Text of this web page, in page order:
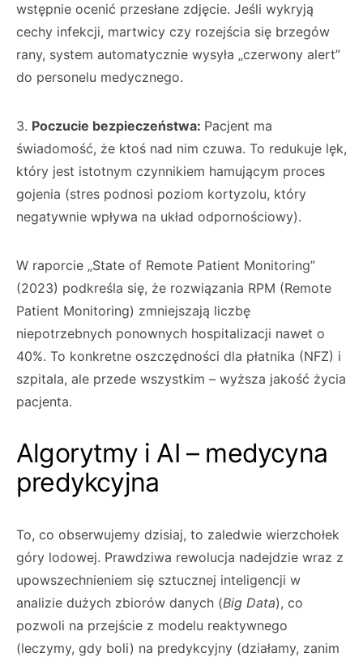
wstępnie ocenić przesłane zdjęcie. Jeśli wykryją
cechy infekcji, martwicy czy rozejścia się brzegów
rany, system automatycznie wysyła „czerwony alert”
do personelu medycznego.
3. Poczucie bezpieczeństwa: Pacjent ma
świadomość, że ktoś nad nim czuwa. To redukuje lęk,
który jest istotnym czynnikiem hamującym proces
gojenia (stres podnosi poziom kortyzolu, który
negatywnie wpływa na układ odpornościowy).
W raporcie „State of Remote Patient Monitoring”
(2023) podkreśla się, że rozwiązania RPM (Remote
Patient Monitoring) zmniejszają liczbę
niepotrzebnych ponownych hospitalizacji nawet o
40%. To konkretne oszczędności dla płatnika (NFZ) i
szpitala, ale przede wszystkim – wyższa jakość życia
pacjenta.
Algorytmy i AI – medycyna
predykcyjna
To, co obserwujemy dzisiaj, to zaledwie wierzchołek
góry lodowej. Prawdziwa rewolucja nadejdzie wraz z
upowszechnieniem się sztucznej inteligencji w
analizie dużych zbiorów danych (Big Data), co
pozwoli na przejście z modelu reaktywnego
(leczymy, gdy boli) na predykcyjny (działamy, zanim